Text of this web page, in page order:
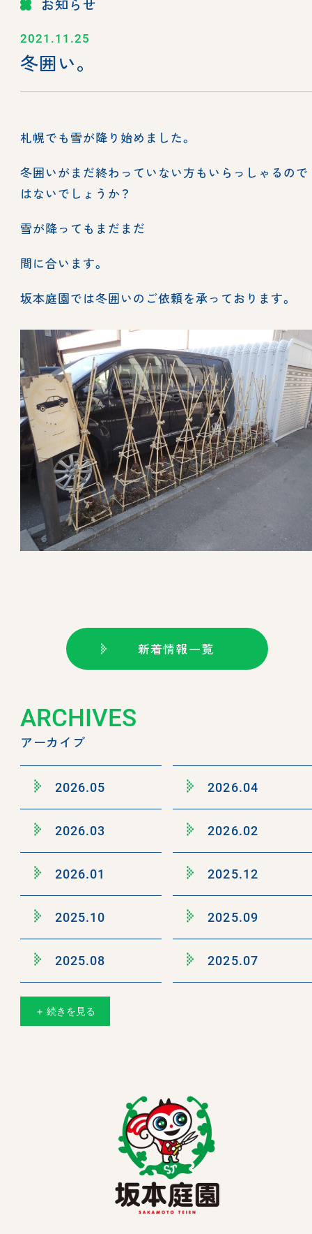
お知らせ
2021.11.25
冬囲い。
札幌でも雪が降り始めました。
冬囲いがまだ終わっていない方もいらっしゃるので
はないでしょうか？
雪が降ってもまだまだ
間に合います。
坂本庭園では冬囲いのご依頼を承っております。
新着情報一覧
ARCHIVES
アーカイブ
2026.05 2026.04
2026.03 2026.02
2026.01 2025.12
2025.10 2025.09
2025.08 2025.07
＋ 続きを見る